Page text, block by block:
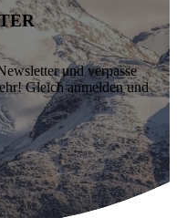
und verpasse
Gleich anmelden und